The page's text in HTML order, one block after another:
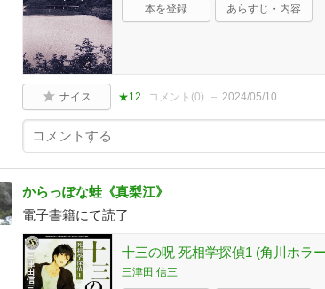
本を登録 あらすじ・内容
ナイス ★12 コメント(0) 2024/05/10
からっぽな蛙《真梨江》
電子書籍にて読了
十三の呪 死相学探偵1 (角川ホラ
三津田 信三